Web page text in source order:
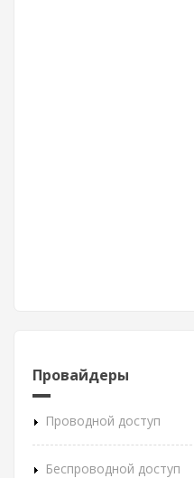
Провайдеры
Проводной доступ
Беспроводной доступ